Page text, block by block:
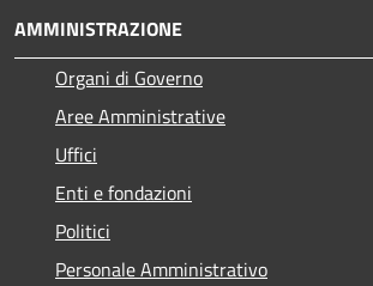
AMMINISTRAZIONE
Organi di Governo
Aree Amministrative
Uffici
Enti e fondazioni
Politici
Personale Amministrativo